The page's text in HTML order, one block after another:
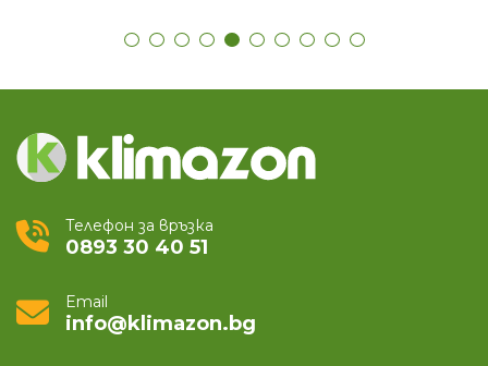
Телефон за връзка
0893 30 40 51
Email
info@klimazon.bg